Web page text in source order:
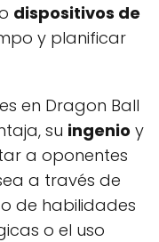
dispositivos de
y planificar
en Dragon Ball
su ingenio y
a oponentes
a través de
de habilidades
o el uso